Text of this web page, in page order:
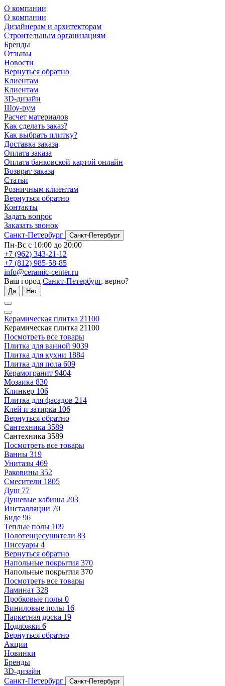
О компании
О компании
Дизайнерам и архитекторам
Строительным организациям
Бренды
Отзывы
Новости
Вернуться обратно
Клиентам
Клиентам
3D-дизайн
Шоу-рум
Расчет материалов
Как сделать заказ?
Как выбрать плитку?
Доставка заказа
Оплата заказа
Оплата банковской картой онлайн
Возврат заказа
Статьи
Розничным клиентам
Вернуться обратно
Контакты
Задать вопрос
Заказать звонок
Санкт-Петербург
Санкт-Петербург
Пн-Вс с 10:00 до 20:00
+7 (962) 343-21-12
+7 (812) 985-58-85
info@ceramic-center.ru
Ваш город Санкт-Петербург, верно?
Да Нет
Керамическая плитка 21100
Керамическая плитка 21100
Посмотреть все товары
Плитка для ванной 9039
Плитка для кухни 1884
Плитка для пола 609
Керамогранит 9404
Мозаика 830
Клинкер 106
Плитка для фасадов 214
Клей и затирка 106
Вернуться обратно
Сантехника 3589
Сантехника 3589
Посмотреть все товары
Ванны 319
Унитазы 469
Раковины 352
Смесители 1805
Душ 77
Душевые кабины 203
Инсталляции 70
Биде 96
Теплые полы 109
Полотенцесушители 83
Писсуары 4
Вернуться обратно
Напольные покрытия 370
Напольные покрытия 370
Посмотреть все товары
Ламинат 328
Пробковые полы 0
Виниловые полы 16
Паркетная доска 19
Подложки 6
Вернуться обратно
Акции
Новинки
Бренды
3D-дизайн
Санкт-Петербург
Санкт-Петербург